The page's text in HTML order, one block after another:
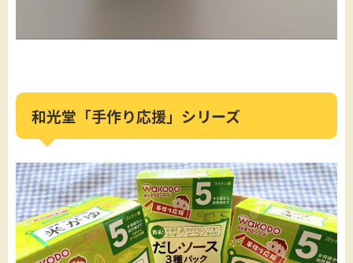
和光堂「手作り応援」シリーズ